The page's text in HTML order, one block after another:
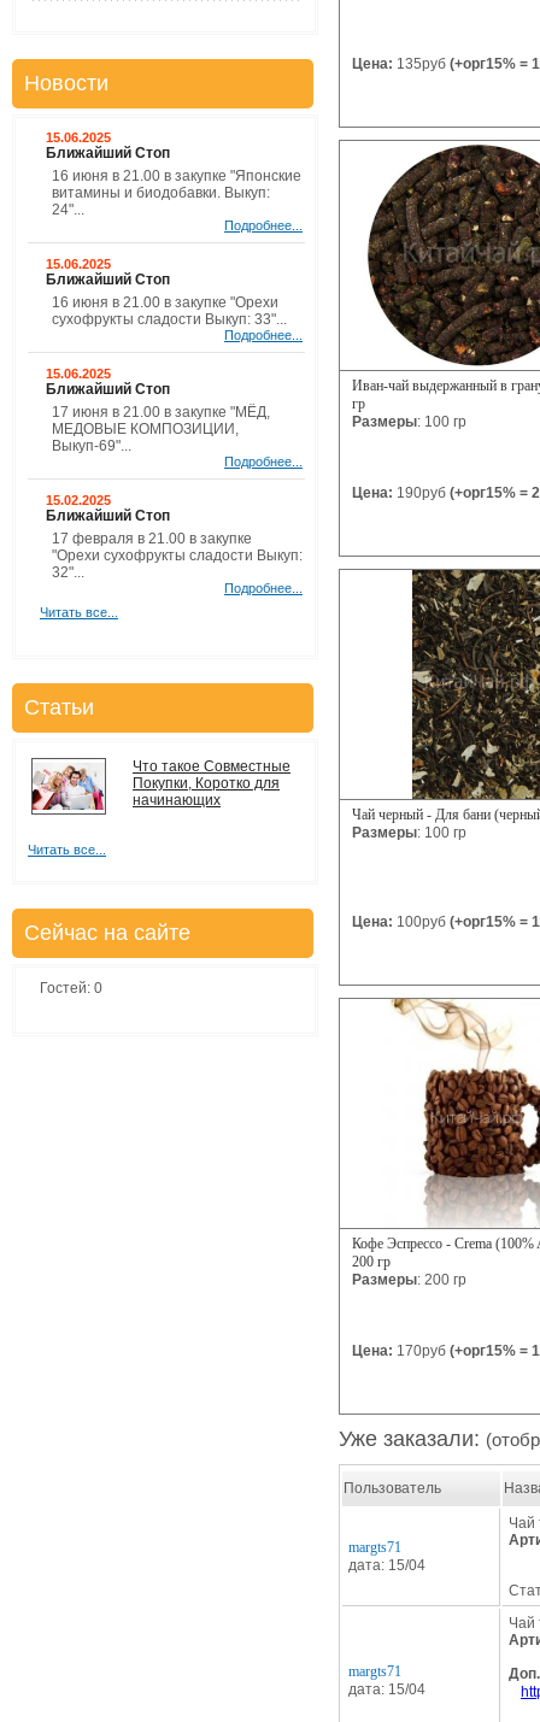
Цена: 135руб (+орг15% =
Иван-чай выдержанный в
гр
Размеры: 100 гр
Цена: 190руб (+орг15% =
Чай черный - Для бани
Размеры: 100 гр
Цена: 100руб (+орг15% =
Кофе Эспрессо - Crema (100%
200 гр
Размеры: 200 гр
Цена: 170руб (+орг15% =
Уже заказали:
Пользователь
margts71
дата: 15/04
Чай
margts71
дата: 15/04
Чай
Новости
15.06.2025
Ближайший Стоп
16 июня в 21.00 в закупке "Японские
витамины и биодобавки. Выкуп:
24"...
Подробнее...
15.06.2025
Ближайший Стоп
16 июня в 21.00 в закупке "Орехи
сухофрукты сладости Выкуп: 33"...
Подробнее...
15.06.2025
Ближайший Стоп
17 июня в 21.00 в закупке "МЁД,
МЕДОВЫЕ КОМПОЗИЦИИ,
Выкуп-69"...
Подробнее...
15.02.2025
Ближайший Стоп
17 февраля в 21.00 в закупке
"Орехи сухофрукты сладости Выкуп:
32"...
Подробнее...
Читать все...
Статьи
Что такое Совместные
Покупки, Коротко для
начинающих
Читать все...
Сейчас на сайте
Гостей: 0